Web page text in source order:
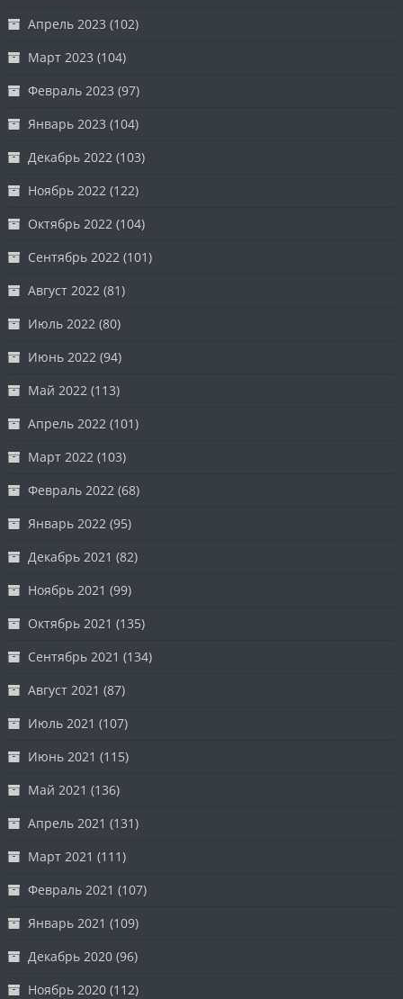
Апрель 2023 (102)
Март 2023 (104)
Февраль 2023 (97)
Январь 2023 (104)
Декабрь 2022 (103)
Ноябрь 2022 (122)
Октябрь 2022 (104)
Сентябрь 2022 (101)
Август 2022 (81)
Июль 2022 (80)
Июнь 2022 (94)
Май 2022 (113)
Апрель 2022 (101)
Март 2022 (103)
Февраль 2022 (68)
Январь 2022 (95)
Декабрь 2021 (82)
Ноябрь 2021 (99)
Октябрь 2021 (135)
Сентябрь 2021 (134)
Август 2021 (87)
Июль 2021 (107)
Июнь 2021 (115)
Май 2021 (136)
Апрель 2021 (131)
Март 2021 (111)
Февраль 2021 (107)
Январь 2021 (109)
Декабрь 2020 (96)
Ноябрь 2020 (112)